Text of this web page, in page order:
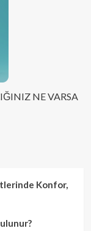
NE VARSA
Konfor,